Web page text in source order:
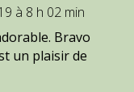
à 8 h 02 min
Bravo
un plaisir de